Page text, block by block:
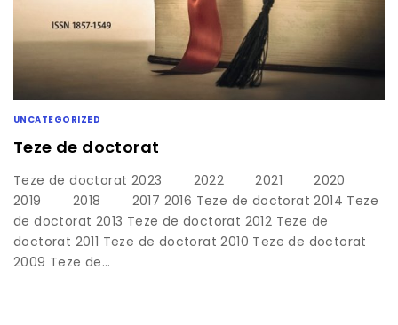
UNCATEGORIZED
Teze de doctorat
Teze de doctorat 2023 2022 2021 2020
2019 2018 2017 2016 Teze de doctorat 2014 Teze
de doctorat 2013 Teze de doctorat 2012 Teze de
doctorat 2011 Teze de doctorat 2010 Teze de doctorat
2009 Teze de…